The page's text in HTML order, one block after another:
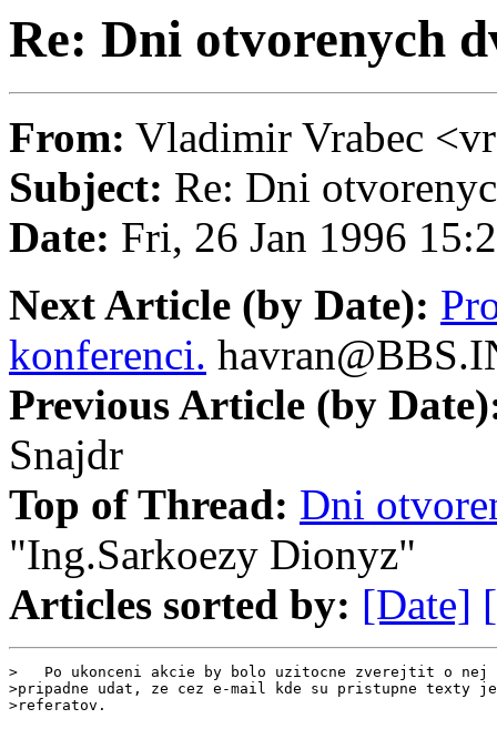
Re: Dni otvorenych
From: Vladimir Vrabec
Subject: Re: Dni
Date: Fri, 26 Jan 1996
Next Article (by Date):
konferenci.
Previous Article (by
Snajdr
Top of Thread: Dni
"Ing.Sarkoezy Dionyz"
Articles sorted by: [Date]
>   Po ukonceni akcie by bolo uzitocne zverejtit o nej
>pripadne udat, ze cez e-mail kde su pristupne texty
>referatov.